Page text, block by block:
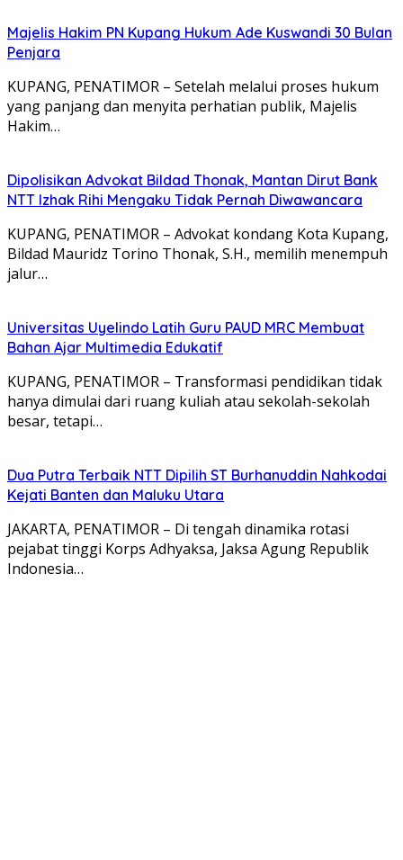
Majelis Hakim PN Kupang Hukum Ade Kuswandi 30 Bulan
Penjara
KUPANG, PENATIMOR – Setelah melalui proses hukum
yang panjang dan menyita perhatian publik, Majelis
Hakim…
Dipolisikan Advokat Bildad Thonak, Mantan Dirut Bank
NTT Izhak Rihi Mengaku Tidak Pernah Diwawancara
KUPANG, PENATIMOR – Advokat kondang Kota Kupang,
Bildad Mauridz Torino Thonak, S.H., memilih menempuh
jalur…
Universitas Uyelindo Latih Guru PAUD MRC Membuat
Bahan Ajar Multimedia Edukatif
KUPANG, PENATIMOR – Transformasi pendidikan tidak
hanya dimulai dari ruang kuliah atau sekolah-sekolah
besar, tetapi…
Dua Putra Terbaik NTT Dipilih ST Burhanuddin Nahkodai
Kejati Banten dan Maluku Utara
JAKARTA, PENATIMOR – Di tengah dinamika rotasi
pejabat tinggi Korps Adhyaksa, Jaksa Agung Republik
Indonesia…